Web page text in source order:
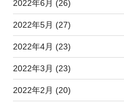
2022年6月 (26)
2022年5月 (27)
2022年4月 (23)
2022年3月 (23)
2022年2月 (20)